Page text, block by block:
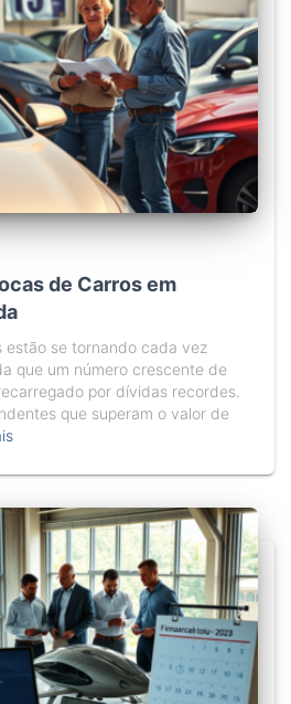
de Carros em
estão se tornando cada vez
que um número crescente de
por dívidas recordes.
que superam o valor de